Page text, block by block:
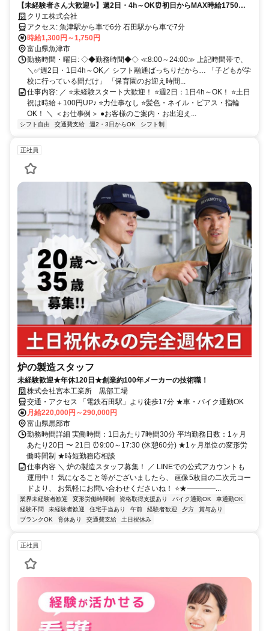
【未経験者さん大歓迎✨】週2日・4h～OK⏰初日からMAX時給1750円✨
サロンネイルも楽しめる接客バイト✨＼車・バイク通勤◎／
クリエ株式会社
アクセス: 魚津駅から車で6分 石田駅から車で7分
時給1,300円～1,750円
富山県魚津市
勤務時間・曜日: ◇◆勤務時間◆◇ ≪8:00～24:00≫ 上記時間帯で、
＼✅週2日・1日4h～OK／ シフト融通ばっちりだから… 「子どもが学
校に行っている間だけ」 「保育園のお迎え時間...
仕事内容: ／ ⭐未経験スタート大歓迎！ ⭐週2日：1日4h～OK！ ⭐土日
祝は時給＋100円UP♪ ⭐力仕事なし ⭐髪色・ネイル・ピアス・指輪
OK！ ＼ ＜お仕事例＞ ●お客様のご案内・お出迎え...
シフト自由 交通費支給 週2・3日からOK シフト制
正社員
炉の製造スタッフ
未経験歓迎★年休120日★創業約100年メーカーの技術職！
株式会社宮本工業所 黒部工場
交通・アクセス 「電鉄石田駅」より徒歩17分 ★車・バイク通勤OK
月給220,000円～290,000円
富山県黒部市
勤務時間詳細 実働時間：1日あたり7時間30分 平均勤務日数：1ヶ月
あたり20日 〜 21日 ⏰9:00～17:30 (休憩60分) ★1ヶ月単位の変形労
働時間制 ★時短勤務応相談
仕事内容 ＼ 炉の製造スタッフ募集！ ／ LINEでの公式アカウントも
運用中！ 気になること等がございましたら、 画像5枚目の二次元コー
ドより、 お気軽にお問い合わせくださいね！ ⭐★━━━━...
業界未経験者歓迎 変形労働時間制 資格取得支援あり バイク通勤OK
車通勤OK
経験不問
未経験者歓迎 住宅手当あり 午前 経験者歓迎 夕方
賞与あり
ブランクOK
育休あり 交通費支給 土日祝休み
正社員